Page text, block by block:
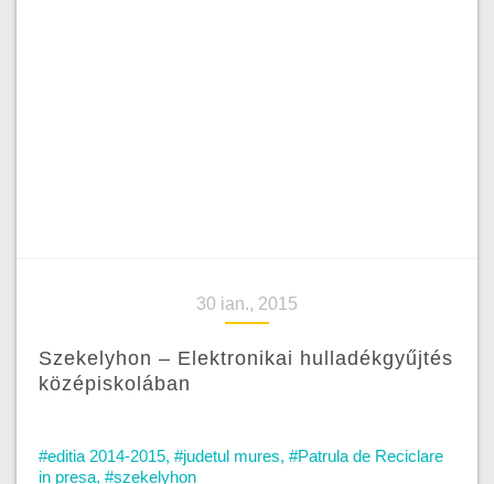
30 ian., 2015
Szekelyhon – Elektronikai hulladékgyűjtés
középiskolában
#editia 2014-2015, #judetul mures, #Patrula de Reciclare
in presa, #szekelyhon